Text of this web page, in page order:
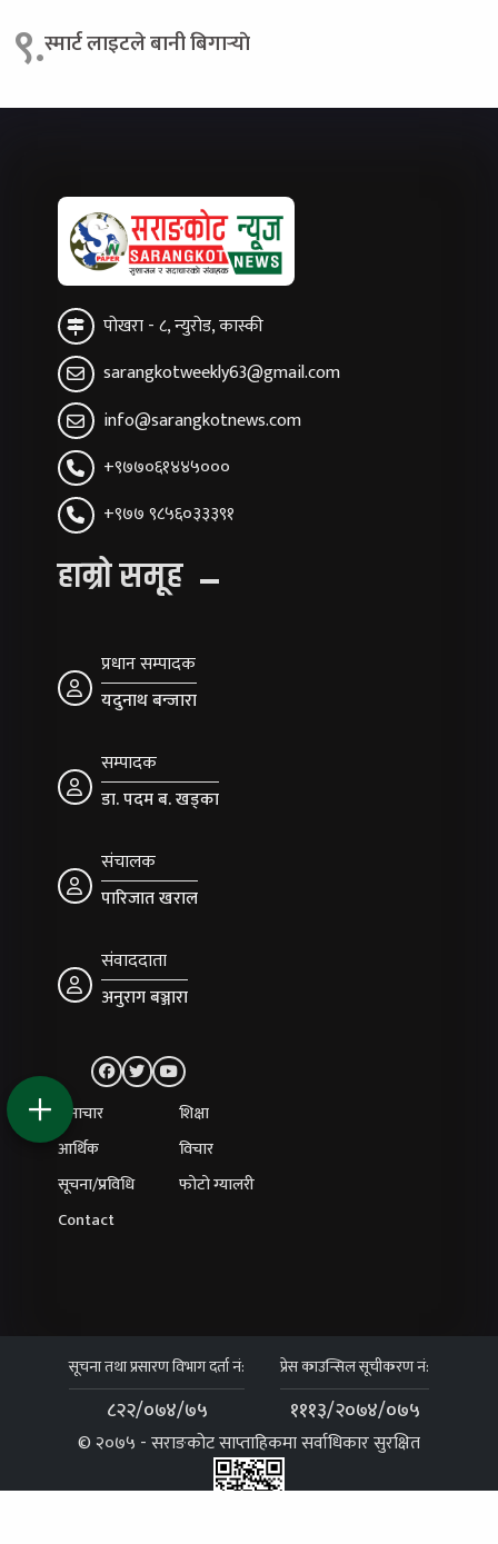
९.स्मार्ट लाइटले बानी बिगार्‍याे
पोखरा - ८, न्युरोड, कास्की
sarangkotweekly63@gmail.com
info@sarangkotnews.com
+९७७०६१४४५०००
+९७७ ९८५६०३३३९१
हाम्रो समूह
प्रधान सम्पादक
यदुनाथ बन्जारा
सम्पादक
डा. पदम ब. खड्का
संचालक
पारिजात खराल
संवाददाता
अनुराग बञ्जारा
समाचार
शिक्षा
आर्थिक
विचार
सूचना/प्रविधि
फोटो ग्यालरी
Contact
सूचना तथा प्रसारण विभाग दर्ता नं:
८२२/०७४/७५
प्रेस काउन्सिल सूचीकरण नं:
१११३/२०७४/०७५
© २०७५ - सराङकोट साप्ताहिकमा सर्वाधिकार सुरक्षित